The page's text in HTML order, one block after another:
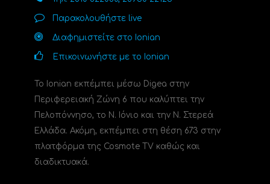
Παρακολουθήστε live
Διαφημιστείτε στο Ionian
Επικοινωνήστε με το Ionian
Το Ionian εκπέμπει μέσω Digea στην
Περιφερειακή Ζώνη 6 που καλύπτει την
Πελοπόννησο, το N. Ιόνιο και την Ν. Στερεά
Ελλάδα. Ακόμη, εκπέμπει στη θέση 673 στην
πλατφόρμα της Cosmote TV καθώς και
διαδικτυακά.